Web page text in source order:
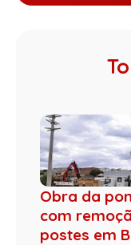
Obra da
com
postes em